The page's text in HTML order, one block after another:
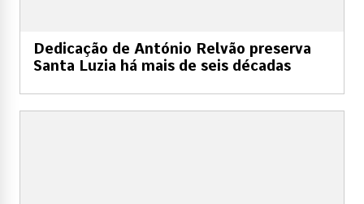
Dedicação de António Relvão preserva
Santa Luzia há mais de seis décadas